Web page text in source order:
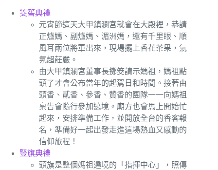
筊筶典禮
元宵節這天大甲鎮瀾宮就會在大殿裡，恭請
正爐媽、副爐媽、湄洲媽，還有千里眼、順
風耳兩位將軍出來，現場擺上香花茶果，氣
氛超莊嚴。
由大甲鎮瀾宮董事長擲筊請示媽祖，媽祖點
頭了才會公布當年的起駕日和時間。接著由
頭香、貳香、參香、贊香的團隊一一向媽祖
稟告會隨行參加遶境。廟方也會馬上開始忙
起來，安排準備工作，並開放全台的香客報
名，準備好一起出發走進這場熱血又感動的
信仰旅程！
豎旗典禮
頭旗是整個媽祖遶境的「指揮中心」，照傳